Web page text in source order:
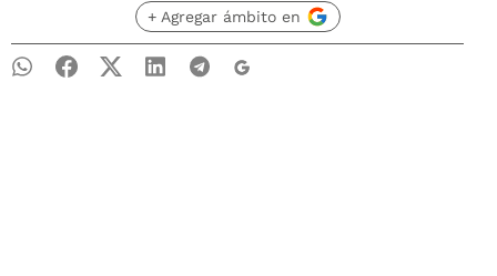
+ Agregar ámbito en